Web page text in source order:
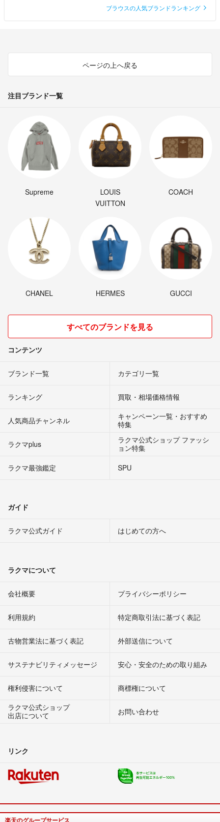
ブラウスの人気ブランドランキング
ページの上へ戻る
注目ブランド一覧
Supreme
LOUIS
VUITTON
COACH
CHANEL HERMES GUCCI
すべてのブランドを見る
コンテンツ
ブランド一覧 カテゴリ一覧
ランキング 買取・相場価格情報
人気商品チャンネル
キャンペーン一覧・おすすめ
特集
ラクマplus
ラクマ公式ショップ ファッシ
ョン特集
ラクマ最強鑑定
SPU
ガイド
ラクマ公式ガイド はじめての方へ
ラクマについて
会社概要 プライバシーポリシー
利用規約 特定商取引法に基づく表記
古物営業法に基づく表記 外部送信について
サステナビリティメッセージ 安心・安全のための取り組み
権利侵害について
商標権について
ラクマ公式ショップ
出店について
お問い合わせ
リンク
楽天のグループサービス